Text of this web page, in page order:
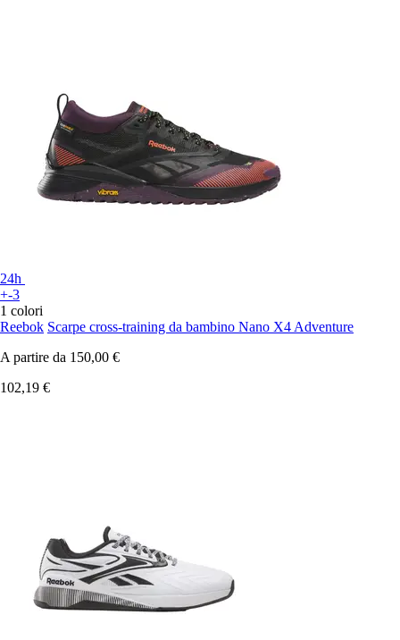
24h
+-3
1 colori
Reebok Scarpe cross-training da bambino Nano X4 Adventure
A partire da 150,00 €
102,19 €